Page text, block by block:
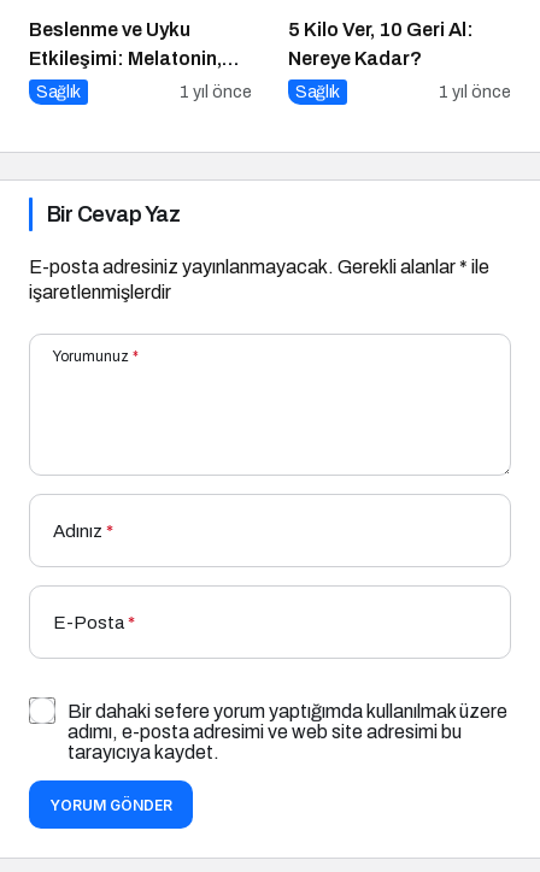
Beslenme ve Uyku
Etkileşimi: Melatonin,
Triptofan ve Çocuk
Sağlık 1 yıl önce
5 Kilo Ver, 10 Geri Al:
Nereye Kadar?
Sağlık 1 yıl önce
Bir Cevap Yaz
E-posta adresiniz yayınlanmayacak. Gerekli alanlar* ile
işaretlenmişlerdir
Yorumunuz *
Adınız *
E-Posta*
Bir dahaki sefere yorum yaptığımda kullanılmak üzere
adımı, e-posta adresimi ve web site adresimi bu
tarayıcıya kaydet.
YORUM GÖNDER